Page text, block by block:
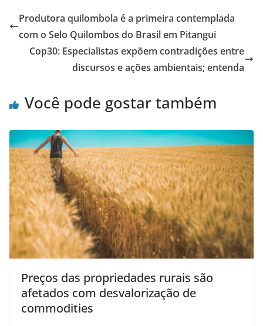
Produtora quilombola é a primeira contemplada
com o Selo Quilombos do Brasil em Pitangui
Cop30: Especialistas expõem contradições entre
discursos e ações ambientais; entenda
Você pode gostar também
Preços das propriedades rurais são
afetados com desvalorização de
commodities